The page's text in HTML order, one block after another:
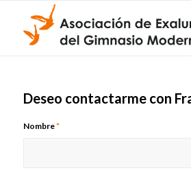
Deseo contactarme con
Nombre*